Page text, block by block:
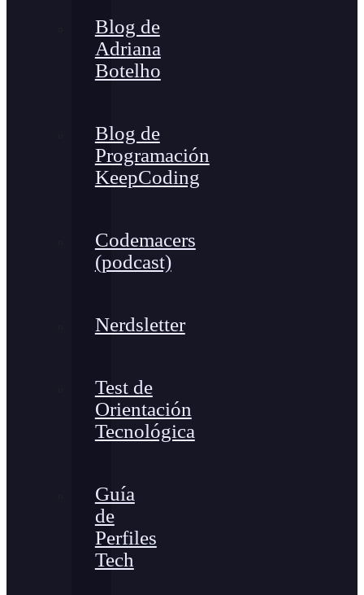
Blog de
Adriana
Botelho
Blog de
Programación
KeepCoding
Codemacers
(podcast)
Nerdsletter
Test de
Orientación
Tecnológica
Guía
de
Perfiles
Tech